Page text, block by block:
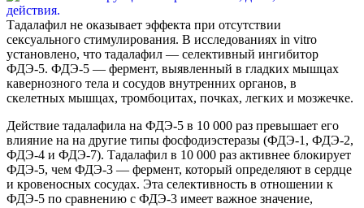
Тадалафил не оказывает эффекта при отсутствии
сексуального стимулирования. В исследованиях in vitro
установлено, что тадалафил — селективный ингибитор
ФДЭ-5. ФДЭ-5 — фермент, выявленный в гладких мышцах
кавернозного тела и сосудов внутренних органов, в
скелетных мышцах, тромбоцитах, почках, легких и мозжечке.
Действие тадалафила на ФДЭ-5 в 10 000 раз превышает его
влияние на на другие типы фосфодиэстеразы (ФДЭ-1, ФДЭ-2,
ФДЭ-4 и ФДЭ-7). Тадалафил в 10 000 раз активнее блокирует
ФДЭ-5, чем ФДЭ-3 — фермент, который определяют в сердце
и кровеносных сосудах. Эта селективность в отношении к
ФДЭ-5 по сравнению с ФДЭ-3 имеет важное значение,